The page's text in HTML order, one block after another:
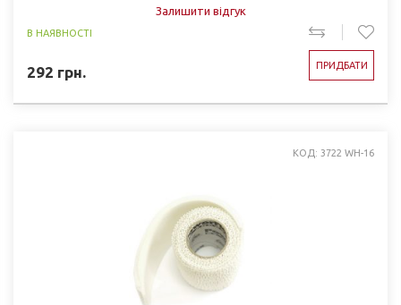
Залишити відгук
В НАЯВНОСТІ
292 грн. ПРИДБАТИ
КОД: 3722 WH-16